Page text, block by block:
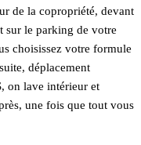
de la copropriété, devant
sur le parking de votre
choisissez votre formule
déplacement
on lave intérieur et
une fois que tout vous